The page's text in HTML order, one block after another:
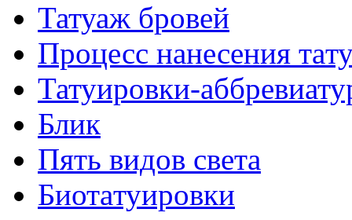
Татуаж бровей
Процесс нанесения
Татуировки-
Блик
Пять видов светa
Биотaтуировки